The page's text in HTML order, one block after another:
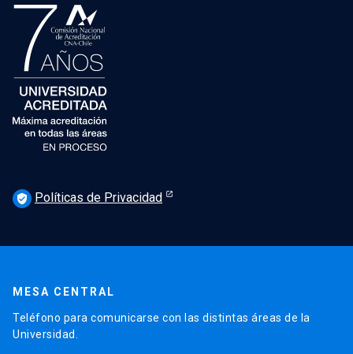
verified_user Políticas de Privacidad
MESA CENTRAL
Teléfono para comunicarse con las distintas áreas de la
Universidad.